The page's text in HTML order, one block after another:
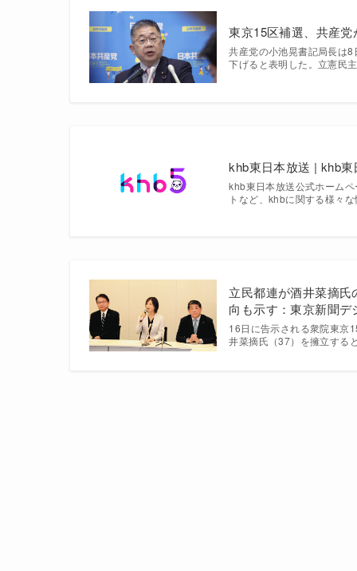
東京15区補選、共産
共産党の小池晃書記局長は
下げると表明した。立憲民
khb東日本放送 | khb東
khb東日本放送公式ホーム
トなど、khbに関する様々
立民都連が酒井菜摘
向も示す：東京新聞
16日に告示される衆院東京
井菜摘氏（37）を擁立する